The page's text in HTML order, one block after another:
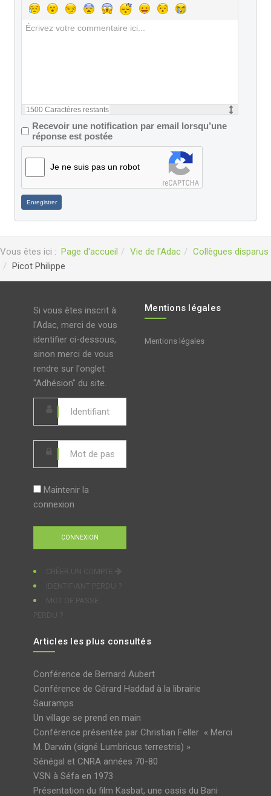
1500 Caractères restants
Recevoir une notification par email lorsqu’une
réponse est postée
Je ne suis pas un robot
Enregistrer
Vous êtes ici : Page d'accueil Vie de l'Adac
Collègues disparus
Picot Philippe
Si vous êtes inscrit à
l'Adac, merci de vous
identifier ci-dessous,
sinon merci de vous
rendre sur l'onglet
"Adhésion" du site.
Maintenir la
connexion
Mentions légales
Mentions légales
Articles les plus consultés
Conférence de Bernard Aubert
Conférence de Gérard Haddad à la librairie
Sauramps
Un village se prend en main
Conférence présentée par Christian Feller « Merci
M. Darwin (signé Lumbricus terrestris) »
Sénégal et CNRA années 70-80
VSN à Séfa en 1973
Présentation du film Kasbat, une oasis du Bani